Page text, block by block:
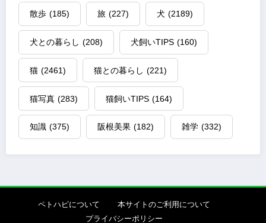
散歩 (185) 旅 (227) 犬 (2189)
犬との暮らし (208) 犬飼いTIPS (160)
猫 (2461) 猫との暮らし (221)
猫写真 (283) 猫飼いTIPS (164)
知識 (375) 阪根美果 (182) 雑学 (332)
ペトハピについて
本サイトのご利用について
プライバシーポリシー